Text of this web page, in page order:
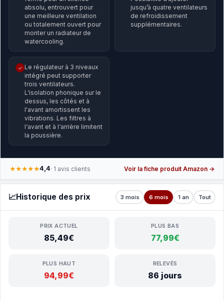
absolu, entrouvert pour
une meilleure ventilation
ou totalement ouvert pour
monter un radiateur de
watercooling.
jusqu’à quatre ventilateurs
de refroidissement
supplémentaires.
✓ Le régulateur à 3 niveaux
intégré peut supporter
trois ventilateurs.
L‘isolation phonique sur le
dessus, les côtés et à
l'avant amortissent les
vibrations. Les filtres à
l‘avant et à l‘arrière limitent
la poussière.
★★★★★4,4· 1 avis clients Voir la fiche produit Amazon →
📈Historique des prix 3 mois 6 mois 1 an Tout
PRIX ACTUEL
85,49€
PLUS BAS
77,99€
PLUS HAUT
94,99€
RELEVÉS
86 jours